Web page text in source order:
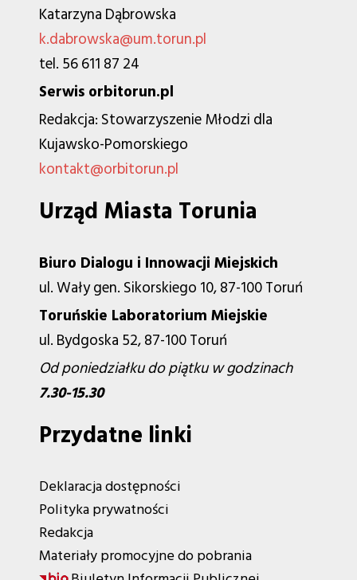
Katarzyna Dąbrowska
k.dabrowska@um.torun.pl
tel. 56 611 87 24
Serwis orbitorun.pl
Redakcja: Stowarzyszenie Młodzi dla
Kujawsko-Pomorskiego
kontakt@orbitorun.pl
Urząd Miasta Torunia
Biuro Dialogu i Innowacji Miejskich
ul. Wały gen. Sikorskiego 10, 87-100 Toruń
Toruńskie Laboratorium Miejskie
ul. Bydgoska 52, 87-100 Toruń
Od poniedziałku do piątku w godzinach
7.30-15.30
Przydatne linki
Deklaracja dostępności
Polityka prywatności
Redakcja
Materiały promocyjne do pobrania